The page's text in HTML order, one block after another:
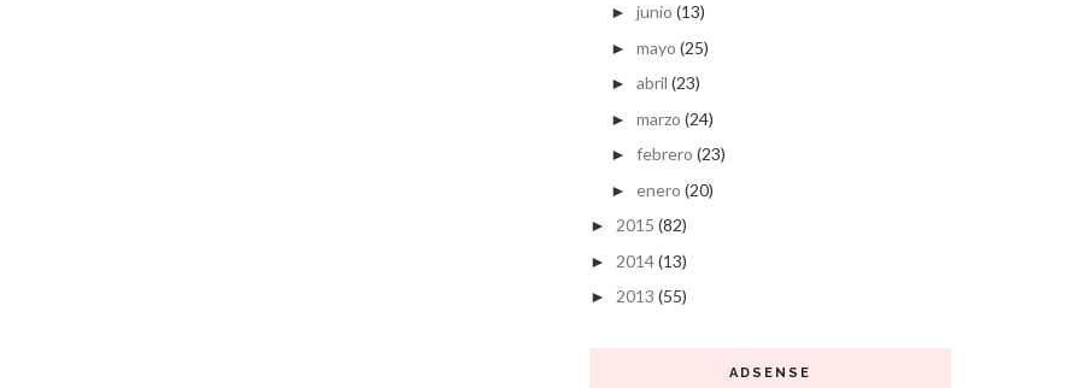
► junio (13)
► mayo (25)
► abril (23)
► marzo (24)
► febrero (23)
► enero (20)
► 2015 (82)
► 2014(13)
► 2013 (55)
ADSENSE